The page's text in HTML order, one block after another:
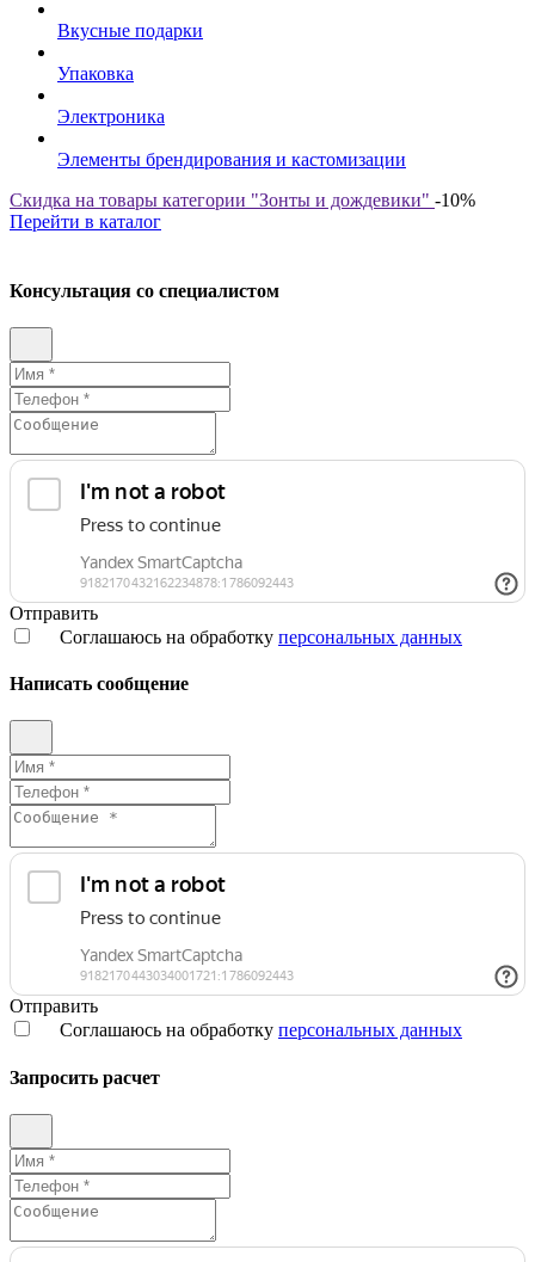
Вкусные подарки
Упаковка
Электроника
Элементы брендирования и кастомизации
Скидка на товары категории "Зонты и дождевики" -10%
Перейти в каталог
Консультация со специалистом
Отправить
Соглашаюсь на обработку персональных данных
Написать сообщение
Отправить
Соглашаюсь на обработку персональных данных
Запросить расчет